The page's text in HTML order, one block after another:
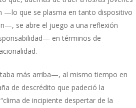
—lo que se plasma en tanto dispositivo
se abre el juego a una reflexión
en términos de
más arriba—, al mismo tiempo en
de descrédito que padeció la
de incipiente despertar de la